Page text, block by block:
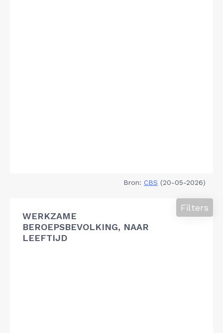
Bron: CBS (20-05-2026)
WERKZAME
BEROEPSBEVOLKING, NAAR
LEEFTIJD
Filters